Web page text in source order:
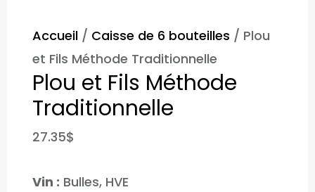
Accueil/ Caisse de 6 bouteilles / Plou
et Fils Méthode Traditionnelle
Plou et Fils Méthode
Traditionnelle
27.35$
Vin : Bulles, HVE